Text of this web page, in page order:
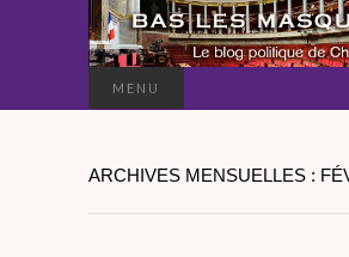
MENU
ARCHIVES MENSUELLES :